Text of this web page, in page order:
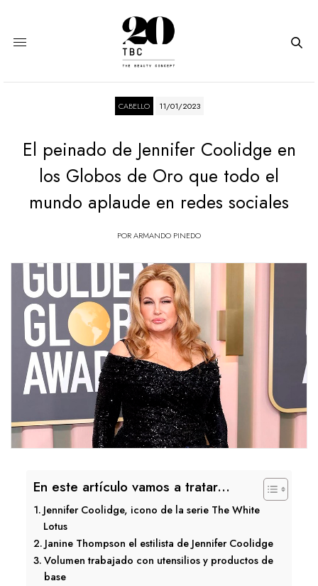
CABELLO 11/01/2023
El peinado de Jennifer Coolidge en
los Globos de Oro que todo el
mundo aplaude en redes sociales
PORARMANDO PINEDO
En este artículo vamos a tratar...
Jennifer Coolidge, icono de la serie The White
Lotus
Janine Thompson el estilista de Jennifer Coolidge
Volumen trabajado con utensilios y productos de
base